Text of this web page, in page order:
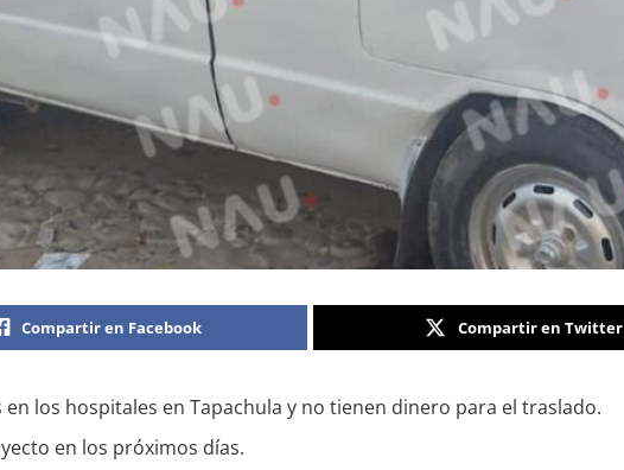
Compartir en Facebook Compartir en Twitter
los hospitales en Tapachula y no tienen dinero para el traslado.
en los próximos días.